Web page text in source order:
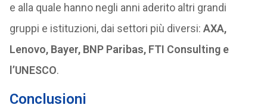
e alla quale hanno negli anni aderito altri grandi
gruppi e istituzioni, dai settori più diversi: AXA,
Lenovo, Bayer, BNP Paribas, FTI Consulting e
l’UNESCO.
Conclusioni